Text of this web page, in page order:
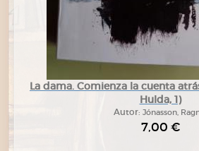
La dama. Comienza la cuenta
Hulda, 1)
Autor: Jónasson,
7,00 €